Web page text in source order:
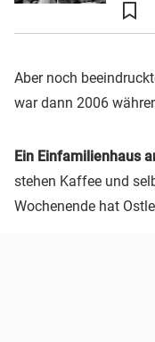
Aber noch
war dann 2006
Ein Einfamilienhaus
stehen Kaffee und
Wochenende hat